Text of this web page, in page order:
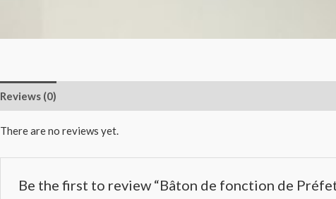
Reviews (0)
There are no reviews yet.
Be the first to review “Bâton de fonction de Préfet